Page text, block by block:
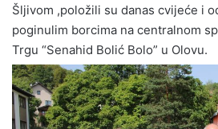
Šljivom ,položili su danas cvijeće i
poginulim borcima na centralnom
Trgu “Senahid Bolić Bolo” u Olovu.